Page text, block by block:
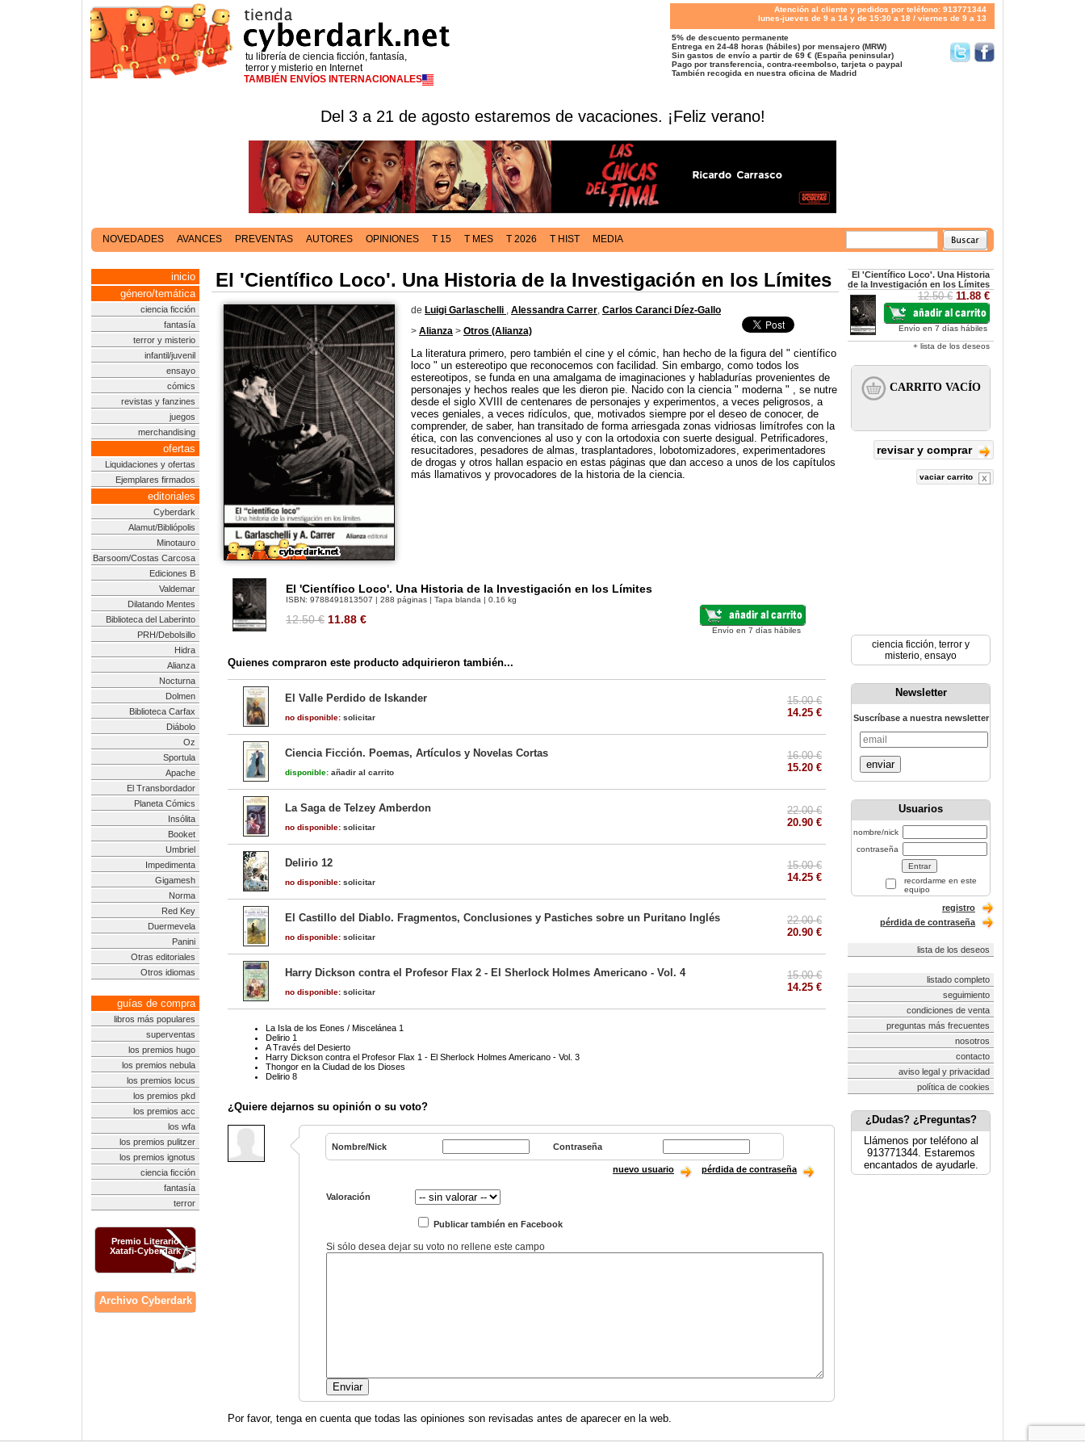
tu librería de ciencia ficción, fantasía,
terror y misterio en Internet
TAMBIÉN ENVÍOS INTERNACIONALES
Atención al cliente y pedidos por teléfono: 913771344
lunes-jueves de 9 a 14 y de 15:30 a 18 / viernes de 9 a 13
5% de descuento permanente
Entrega en 24-48 horas (hábiles) por mensajero (MRW)
Sin gastos de envío a partir de 69 € (España peninsular)
Pago por transferencia, contra-reembolso, tarjeta o paypal
También recogida en nuestra oficina de Madrid
Del 3 a 21 de agosto estaremos de vacaciones. ¡Feliz verano!
NOVEDADES AVANCES PREVENTAS AUTORES OPINIONES T 15 T MES T 2026 T HIST MEDIA
inicio
género/temática
ciencia ficción
fantasía
terror y misterio
infantil/juvenil
ensayo
cómics
revistas y fanzines
juegos
merchandising
ofertas
Liquidaciones y ofertas
Ejemplares firmados
editoriales
Cyberdark
Alamut/Bibliópolis
Minotauro
Barsoom/Costas Carcosa
Ediciones B
Valdemar
Dilatando Mentes
Biblioteca del Laberinto
PRH/Debolsillo
Hidra
Alianza
Nocturna
Dolmen
Biblioteca Carfax
Diábolo
Oz
Sportula
Apache
El Transbordador
Planeta Cómics
Insólita
Booket
Umbriel
Impedimenta
Gigamesh
Norma
Red Key
Duermevela
Panini
Otras editoriales
Otros idiomas
guías de compra
libros más populares
superventas
los premios hugo
los premios nebula
los premios locus
los premios pkd
los premios acc
los wfa
los premios pulitzer
los premios ignotus
ciencia ficción
fantasía
terror
Premio Literario
Xatafi-Cyberdark
Archivo Cyberdark
El 'Científico Loco'. Una Historia de la Investigación en los Límites
de Luigi Garlaschelli , Alessandra Carrer, Carlos Caranci Díez-Gallo
> Alianza > Otros (Alianza)
La literatura primero, pero también el cine y el cómic, han hecho de la figura del " científico
loco " un estereotipo que reconocemos con facilidad. Sin embargo, como todos los
estereotipos, se funda en una amalgama de imaginaciones y habladurías provenientes de
personajes y hechos reales que les dieron pie. Nacido con la ciencia " moderna " , se nutre
desde el siglo XVIII de centenares de personajes y experimentos, a veces peligrosos, a
veces geniales, a veces ridículos, que, motivados siempre por el deseo de conocer, de
comprender, de saber, han transitado de forma arriesgada zonas vidriosas limítrofes con la
ética, con las convenciones al uso y con la ortodoxia con suerte desigual. Petrificadores,
resucitadores, pesadores de almas, trasplantadores, lobotomizadores, experimentadores
de drogas y otros hallan espacio en estas páginas que dan acceso a unos de los capítulos
más llamativos y provocadores de la historia de la ciencia.
El 'Científico Loco'. Una Historia de la Investigación en los Límites
ISBN: 9788491813507 | 288 páginas | Tapa blanda | 0.16 kg
12.50 € 11.88 €
Envío en 7 días hábiles
Quienes compraron este producto adquirieron también...
El Valle Perdido de Iskander
no disponible: solicitar
15.00 €
14.25 €
Ciencia Ficción. Poemas, Artículos y Novelas Cortas
disponible: añadir al carrito
16.00 €
15.20 €
La Saga de Telzey Amberdon
no disponible: solicitar
22.00 €
20.90 €
Delirio 12
no disponible: solicitar
15.00 €
14.25 €
El Castillo del Diablo. Fragmentos, Conclusiones y Pastiches sobre un Puritano Inglés
no disponible: solicitar
22.00 €
20.90 €
Harry Dickson contra el Profesor Flax 2 - El Sherlock Holmes Americano - Vol. 4
no disponible: solicitar
15.00 €
14.25 €
La Isla de los Eones / Miscelánea 1
Delirio 1
A Través del Desierto
Harry Dickson contra el Profesor Flax 1 - El Sherlock Holmes Americano - Vol. 3
Thongor en la Ciudad de los Dioses
Delirio 8
¿Quiere dejarnos su opinión o su voto?
Nombre/Nick Contraseña
nuevo usuario pérdida de contraseña
Valoración
Publicar también en Facebook
Si sólo desea dejar su voto no rellene este campo
Por favor, tenga en cuenta que todas las opiniones son revisadas antes de aparecer en la web.
El 'Científico Loco'. Una Historia
de la Investigación en los Límites
12.50 € 11.88 €
Envío en 7 días hábiles
+ lista de los deseos
revisar y comprar
vaciar carrito
ciencia ficción, terror y
misterio, ensayo
Newsletter
Suscríbase a nuestra newsletter
enviar
Usuarios
nombre/nick
contraseña
recordarme en este
equipo
registro
pérdida de contraseña
lista de los deseos
listado completo
seguimiento
condiciones de venta
preguntas más frecuentes
nosotros
contacto
aviso legal y privacidad
política de cookies
¿Dudas? ¿Preguntas?
Llámenos por teléfono al
913771344. Estaremos
encantados de ayudarle.